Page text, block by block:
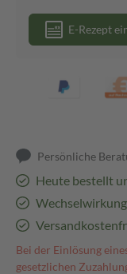
E-Rezept
Persönliche
Heute bestellt
Bei der Einlösung
gesetzlichen